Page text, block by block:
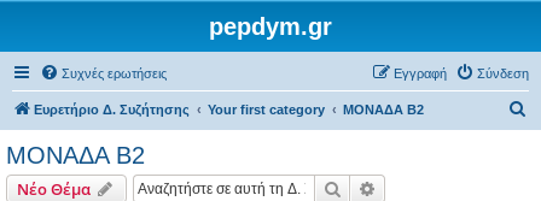
pepdym.gr
Συχνές ερωτήσεις Σύνδεση
Εγγραφή
Ευρετήριο Δ. Συζήτησης Your first category ΜΟΝΑΔΑ Β2
ΜΟΝΑΔΑ Β2
Νέο Θέμα Αναζήτηση